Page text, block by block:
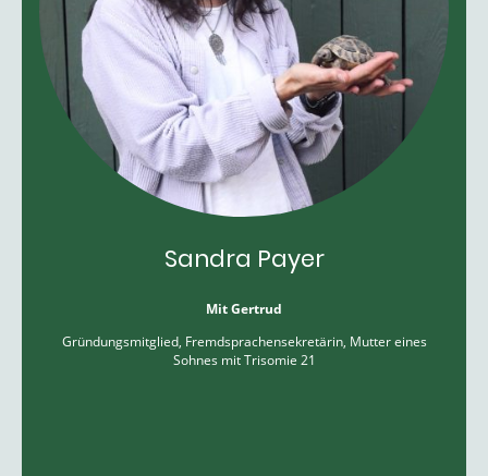
Sandra Payer
Mit Gertrud
Gründungsmitglied, Fremdsprachensekretärin, Mutter eines
Sohnes mit Trisomie 21